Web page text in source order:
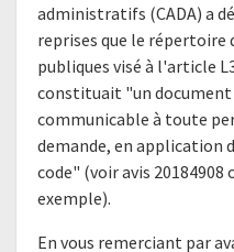
administratifs (CADA) a
reprises que le
publiques visé à l'article
constituait "un
communicable à toute
demande, en application
code" (voir avis 20184908
exemple).
En vous remerciant par